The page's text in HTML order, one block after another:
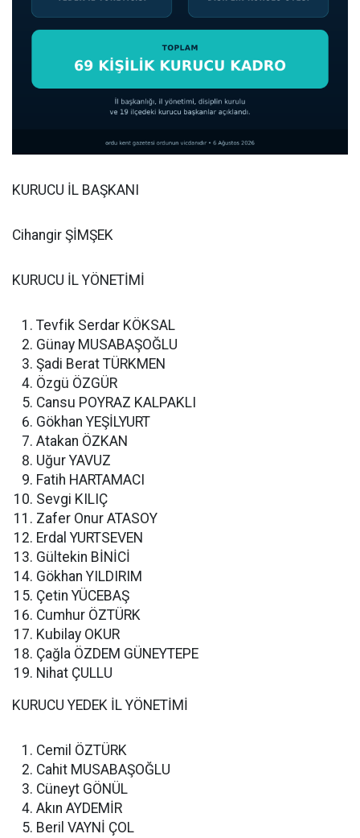
KURUCU İL BAŞKANI
Cihangir ŞİMŞEK
KURUCU İL YÖNETİMİ
Tevfik Serdar KÖKSAL
Günay MUSABAŞOĞLU
Şadi Berat TÜRKMEN
Özgü ÖZGÜR
Cansu POYRAZ KALPAKLI
Gökhan YEŞİLYURT
Atakan ÖZKAN
Uğur YAVUZ
Fatih HARTAMACI
Sevgi KILIÇ
Zafer Onur ATASOY
Erdal YURTSEVEN
Gültekin BİNİCİ
Gökhan YILDIRIM
Çetin YÜCEBAŞ
Cumhur ÖZTÜRK
Kubilay OKUR
Çağla ÖZDEM GÜNEYTEPE
Nihat ÇULLU
KURUCU YEDEK İL YÖNETİMİ
Cemil ÖZTÜRK
Cahit MUSABAŞOĞLU
Cüneyt GÖNÜL
Akın AYDEMİR
Beril VAYNİ ÇOL